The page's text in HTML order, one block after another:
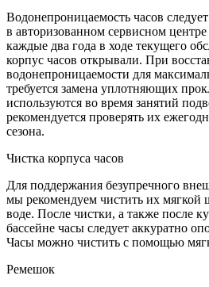
Водонепроницаемость часов
в авторизованном сервисном центре
каждые два года в ходе текущего
корпус часов открывали. При
водонепроницаемости для
требуется замена уплотняющих
используются во время занятий
рекомендуется проверять их
сезона.
Чистка корпуса часов
Для поддержания безупречного
мы рекомендуем чистить их мягкой
воде. После чистки, а также после
бассейне часы следует аккуратно
Часы можно чистить с помощью
Ремешок